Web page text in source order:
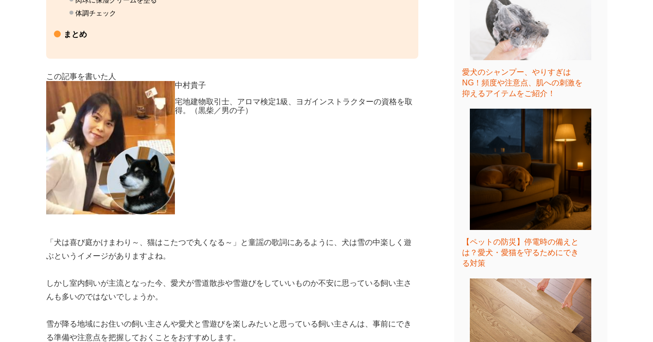
体調チェック
まとめ
この記事を書いた人
中村貴子
宅地建物取引士、アロマ検定1級、ヨガインストラクターの資格を取
得。（黒柴／男の子）
「犬は喜び庭かけまわり～、猫はこたつで丸くなる～」と童謡の歌詞にあるように、犬は雪の中楽しく遊
ぶというイメージがありますよね。
しかし室内飼いが主流となった今、愛犬が雪道散歩や雪遊びをしていいものか不安に思っている飼い主さ
んも多いのではないでしょうか。
雪が降る地域にお住いの飼い主さんや愛犬と雪遊びを楽しみたいと思っている飼い主さんは、事前にでき
る準備や注意点を把握しておくことをおすすめします。
愛犬のシャンプー、やりすぎは
NG！頻度や注意点、肌への刺激を
抑えるアイテムをご紹介！
【ペットの防災】停電時の備えと
は？愛犬・愛猫を守るためにでき
る対策